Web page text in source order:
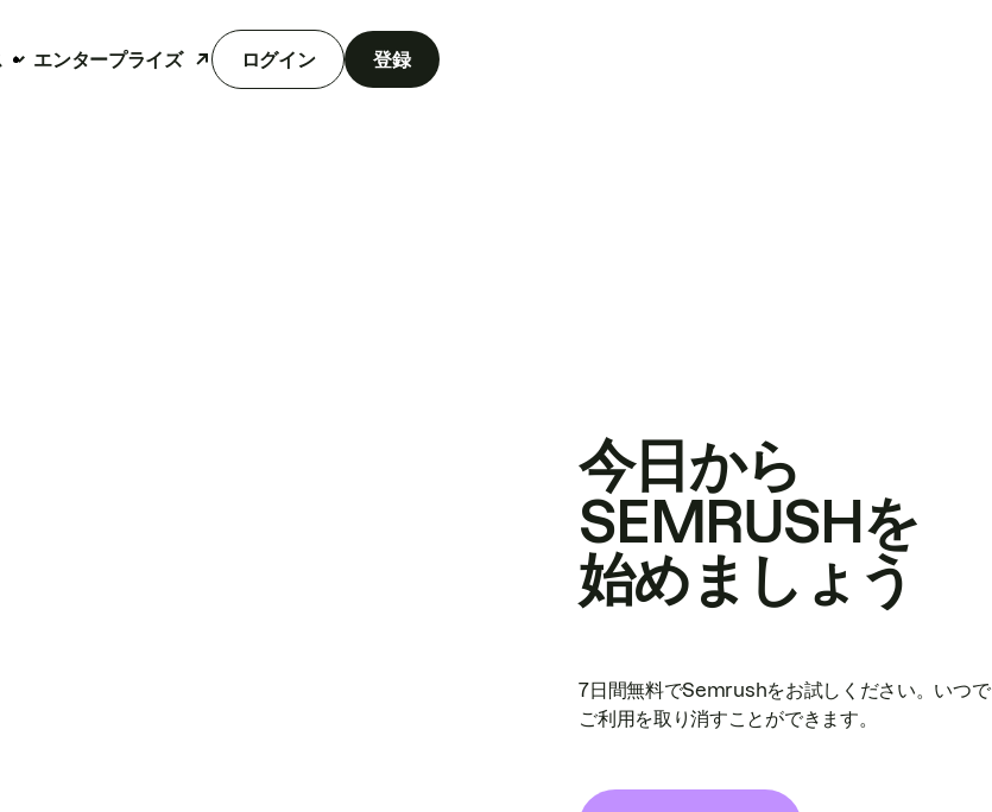
エンタープライズ ログイン 登録
今日から
SEMRUSHを
始めましょう
7日間無料でSemrushをお試しください。いつ
ご利用を取り消すことができます。